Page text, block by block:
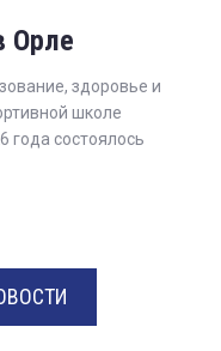
Орле
здоровье и
школе
года состоялось